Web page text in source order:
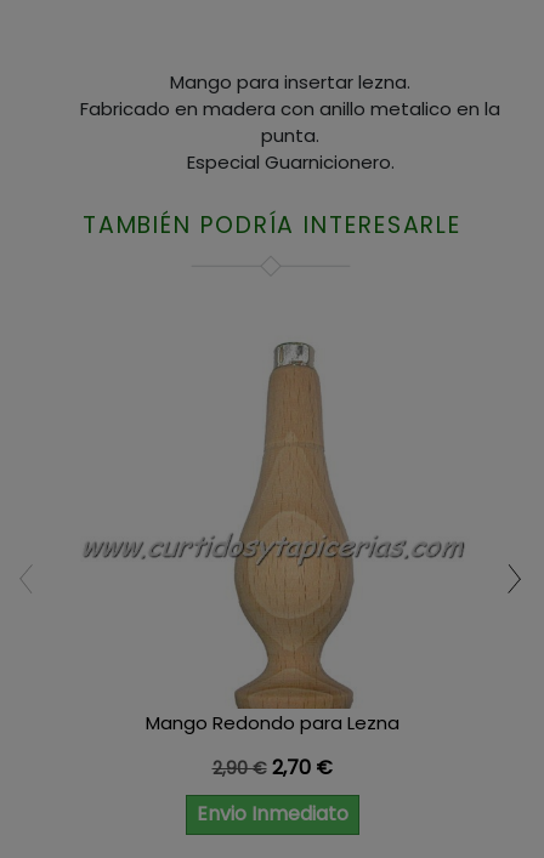
Mango para insertar lezna.
Fabricado en madera con anillo metalico en la
punta.
Especial Guarnicionero.
TAMBIÉN PODRÍA INTERESARLE
Mango Redondo para Lezna
Precio base
2,90 € Precio
2,70 €
Envio Inmediato